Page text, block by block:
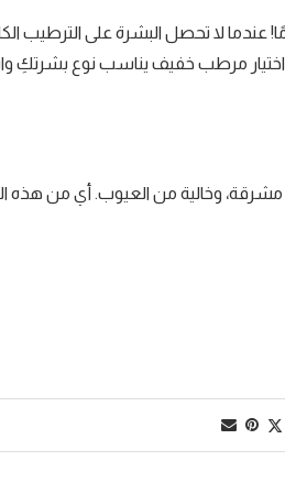
لا تحصل البشرة على الترطيب
مرطب خفيف يناسب نوع بشرتكِ
مشرقة، وخالية من العيوب. أي من هذه